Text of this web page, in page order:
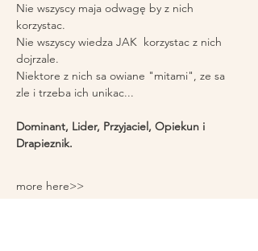
Nie wszyscy maja odwagę by z nich
korzystac.
Nie wszyscy wiedza JAK  korzystac z nich
dojrzale.
Niektore z nich sa owiane "mitami", ze sa
zle i trzeba ich unikac...
Dominant, Lider, Przyjaciel, Opiekun i
Drapieznik.
more here>>